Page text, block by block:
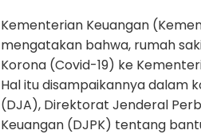
Kementerian Keuangan
mengatakan bahwa, rumah
Korona (Covid-19) ke
Hal itu disampaikannya dalam
(DJA), Direktorat Jenderal
Keuangan (DJPK) tentang